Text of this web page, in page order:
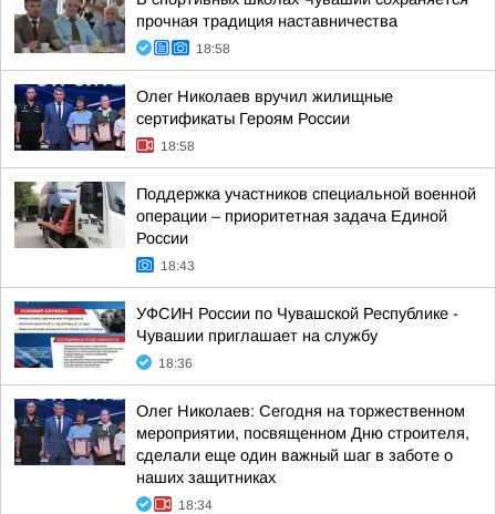
прочная традиция наставничества
18:58
Олег Николаев вручил жилищные
сертификаты Героям России
18:58
Поддержка участников специальной военной
операции – приоритетная задача Единой
России
18:43
УФСИН России по Чувашской Республике -
Чувашии приглашает на службу
18:36
Олег Николаев: Сегодня на торжественном
мероприятии, посвященном Дню строителя,
сделали еще один важный шаг в заботе о
наших защитниках
18:34